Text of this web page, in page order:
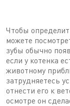
Чтобы
можете
зубы обычно
если у котенка
животному
затрудняетесь
отнести его к
осмотре он